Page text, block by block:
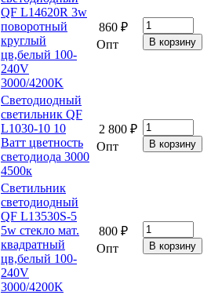
QF L14620R 3w
поворотный
круглый
цв,белый 100-
240V
3000/4200K
860 ₽
Опт
Светодиодный
светильник QF
L1030-10 10
Ватт цветность
светодиода 3000
4500к
2 800 ₽
Опт
Светильник
светодиодный
QF L13530S-5
5w стекло мат.
квадратный
цв,белый 100-
240V
3000/4200K
800 ₽
Опт